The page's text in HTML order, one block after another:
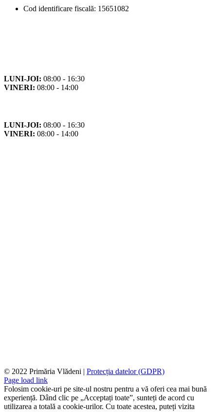
Cod identificare fiscală: 15651082
LUNI-JOI: 08:00 - 16:30
VINERI: 08:00 - 14:00
LUNI-JOI: 08:00 - 16:30
VINERI: 08:00 - 14:00
© 2022 Primăria Vlădeni | Protecția datelor (GDPR)
Page load link
Folosim cookie-uri pe site-ul nostru pentru a vă oferi cea mai bună
experiență. Dând clic pe „Acceptați toate”, sunteți de acord cu
utilizarea a totală a cookie-urilor. Cu toate acestea, puteți vizita